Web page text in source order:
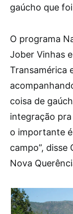
gaúcho que
O programa
Jober Vinhas
Transamérica
coisa de
integração
o importante
campo”, disse
Nova